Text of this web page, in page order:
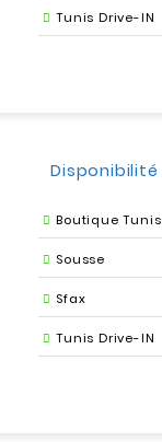
Tunis Drive-IN
Disponibilité
Boutique Tunis
Sousse
Sfax
Tunis Drive-IN